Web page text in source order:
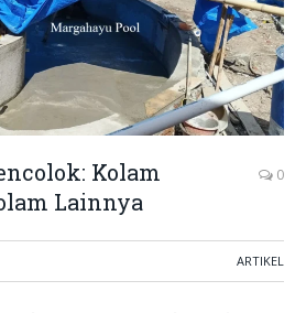
Kolam
Lainnya
0
ARTIKEL